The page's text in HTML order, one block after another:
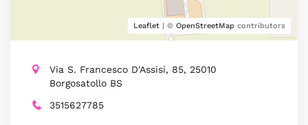
Leaflet | © OpenStreetMap contributors
Via S. Francesco D'Assisi, 85, 25010
Borgosatollo BS
3515627785